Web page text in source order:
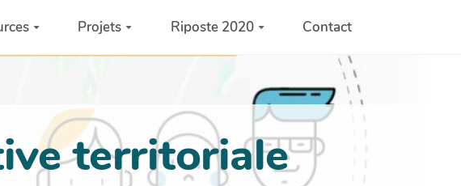
Projets Riposte 2020 Contact
territoriale